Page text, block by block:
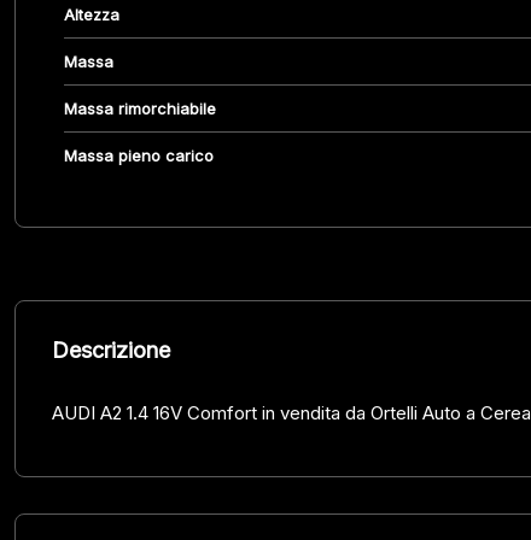
Altezza
Massa
Massa rimorchiabile
Massa pieno carico
Descrizione
AUDI A2 1.4 16V Comfort in vendita da Ortelli Auto a Cerea